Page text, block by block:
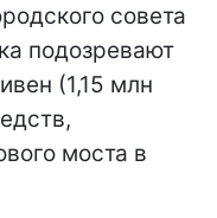
совета
подозревают
(1,15 млн
моста в